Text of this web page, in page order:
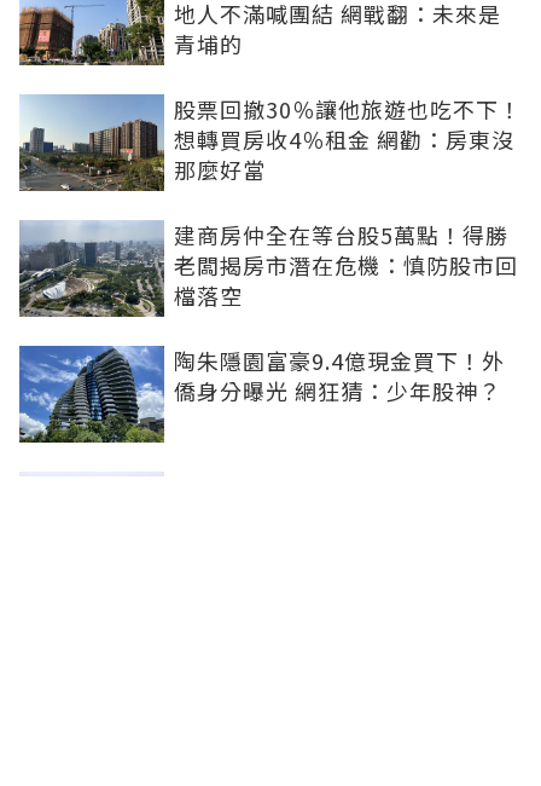
地人不滿喊團結 網戰翻：未來是
青埔的
股票回撤30％讓他旅遊也吃不下！
想轉買房收4％租金 網勸：房東沒
那麼好當
建商房仲全在等台股5萬點！得勝
老闆揭房市潛在危機：慎防股市回
檔落空
陶朱隱園富豪9.4億現金買下！外
僑身分曝光 網狂猜：少年股神？